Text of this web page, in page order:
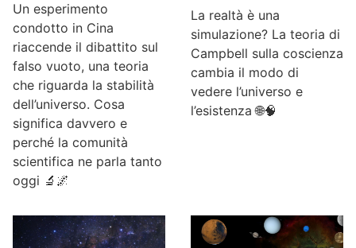
Un esperimento
condotto in Cina
riaccende il dibattito sul
falso vuoto, una teoria
che riguarda la stabilità
dell’universo. Cosa
significa davvero e
perché la comunità
scientifica ne parla tanto
oggi 🔬🌌
La realtà è una
simulazione? La teoria di
Campbell sulla coscienza
cambia il modo di
vedere l’universo e
l’esistenza 🌐🧠